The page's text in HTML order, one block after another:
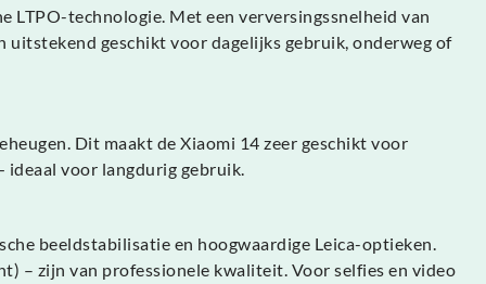
LTPO-technologie. Met een verversingssnelheid van
uitstekend geschikt voor dagelijks gebruik, onderweg of
Dit maakt de Xiaomi 14 zeer geschikt voor
ideaal voor langdurig gebruik.
beeldstabilisatie en hoogwaardige Leica-optieken.
– zijn van professionele kwaliteit. Voor selfies en video